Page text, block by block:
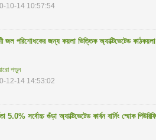
10-14 10:57:54
জল পরিশোধকের জন্য কয়লা ভিত্তিক অ্যাক্টিভেটেড
পড়ুন
12-14 14:53:02
5.0% সর্বোচ্চ গুঁড়া অ্যাক্টিভেটেড কার্বন বার্নিং স্মোক